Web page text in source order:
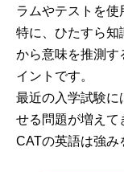
ラムやテストを使
特に、ひたすら知
から意味を推測す
イントです。
最近の入学試験に
せる問題が増えて
CATの英語は強み